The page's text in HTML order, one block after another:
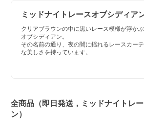
ミッドナイトレースオブシディア
クリアブラウンの中に黒いレース模様が浮か
オブシディアン。
その名前の通り、夜の闇に揺れるレースカー
な美しさを持っています。
全商品（即日発送，ミッドナイトレ
ン）